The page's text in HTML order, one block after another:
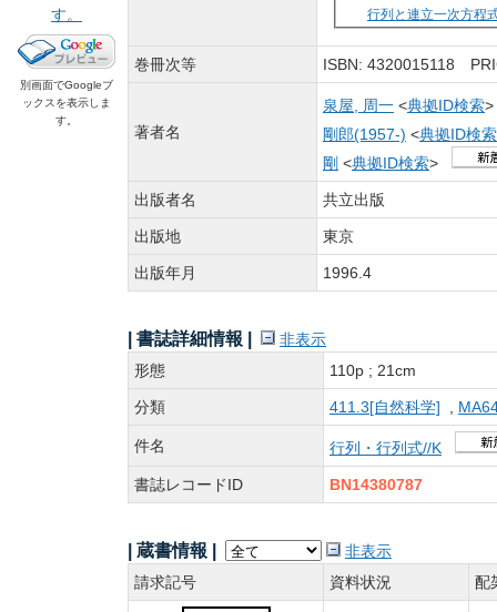
別画面でGoogleブ
ックスを表示しま
す。
行列と連立一次方程
巻冊次等 ISBN: 4320015118
著者名
泉屋, 周一 <典拠ID検索
剛郎(1957-) <典拠ID検索
剛 <典拠ID検索>
出版者名 共立出版
出版地 東京
出版年月 1996.4
| 書誌詳細情報 |
非表示
形態
110p ; 21cm
分類 411.3[自然科学]
件名 行列・行列式//K
書誌レコードID BN14380787
| 蔵書情報 |
非表示
請求記号
資料状況 配